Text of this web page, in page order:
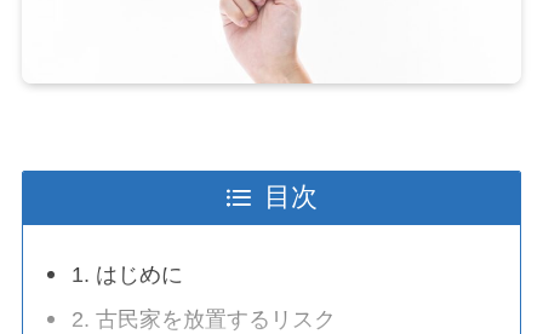
目次
1. はじめに
2. 古民家を放置するリスク